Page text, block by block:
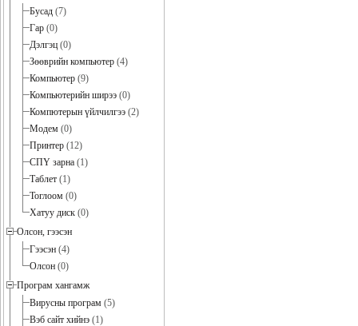
Бусад (7)
Гар (0)
Дэлгэц (0)
Зөөврийн компьютер (4)
Компьютер (9)
Компьютерийн ширээ (0)
Компютерын үйлчилгээ (2)
Модем (0)
Принтер (12)
СПҮ зарна (1)
Таблет (1)
Тоглоом (0)
Хатуу диск (0)
Олсон, гээсэн
Гээсэн (4)
Олсон (0)
Програм хангамж
Вирусны програм (5)
Вэб сайт хийнэ (1)